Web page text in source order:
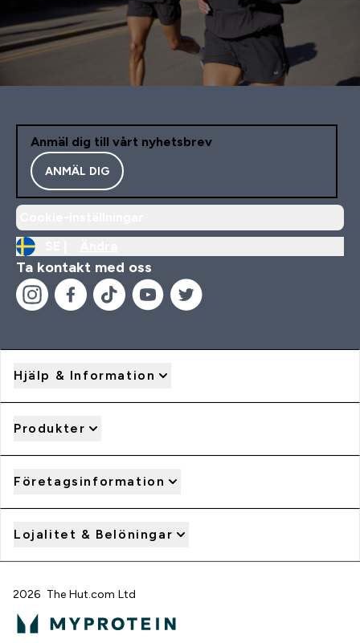
Anmäl dig till vårt nyhetsbrev
ANMÄL DIG
Ta kontakt med oss
Hjälp & Information
Produkter
Företagsinformation
Lojalitet & Belöningar
2026 The Hut.com Ltd